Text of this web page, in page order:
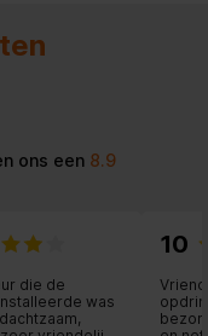
ons een8.9
die de
was
10